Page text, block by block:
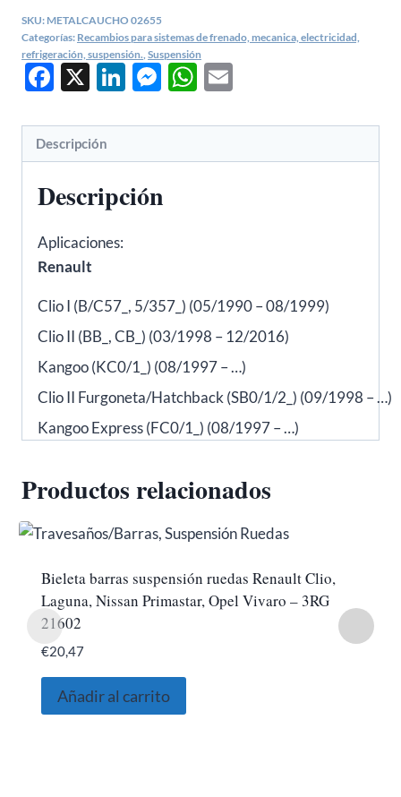
Renault
Clio
02655
cantidad
SKU: METALCAUCHO 02655
Categorías: Recambios para sistemas de frenado, mecanica, electricidad,
refrigeración, suspensión. Suspensión
Facebook
X LinkedIn
Messenger
WhatsApp
Descripción
Descripción
Aplicaciones:
Renault
Clio I (B/C57_, 5/357_) (05/1990 – 08/1999)
Clio II (BB_, CB_) (03/1998 – 12/2016)
Kangoo (KC0/1_) (08/1997 – …)
Clio II Furgoneta/Hatchback (SB0/1/2_) (09/1998 – …)
Kangoo Express (FC0/1_) (08/1997 – …)
Productos relacionados
Bieleta barras suspensión ruedas Renault Clio,
Laguna, Nissan Primastar, Opel Vivaro – 3RG
21602
€20,47
Añadir al carrito